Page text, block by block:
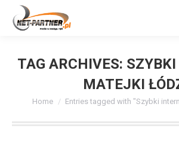
TAG ARCHIVES:
MATEJKI
You are here:
Home Entries tagged with "Szybki